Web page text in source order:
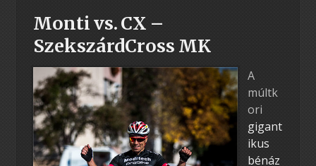
Monti vs. CX –
SzekszárdCross MK
A
múltk
ori
gigant
ikus
bénáz